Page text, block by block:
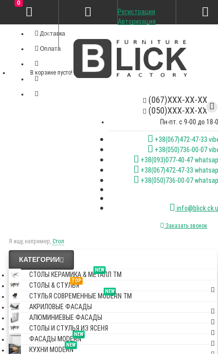
Доставка
Оплата
(067)XXX-XX-XX
(050)XXX-XX-XX
Пн-пт. с 9-00 до 18-
+38(067)472-47-33
+38(050)736-00-07
+38(093)077-40-47
+38(067)472-47-33
+38(050)736-00-07
Заказать звонок
Я ищу, например, Стол
Регистрация
Авторизация
0
В корзине пусто!
КАТЕГОРИИ
NEW
СТОЛЫ КЕРАМИКА & МЕТАЛЛ TM
TOP
СТОЛЫ & СТУЛЬЯ
NEW
СТУЛЬЯ СОВРЕМЕННЫЕ MODERN TM
АКРИЛОВЫЕ ФАСАДЫ
АЛЮМИНИЕВЫЕ ФАСАДЫ
СТОЛЫ И СТУЛЬЯ ИЗ ЯСЕНЯ
NEW
ФАСАДЫ MODERN
NEW
КУХНИ MODERN